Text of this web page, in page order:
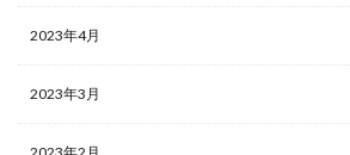
2023年4月
2023年3月